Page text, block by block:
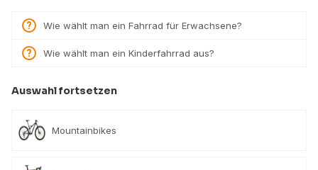
Wie wählt man ein Fahrrad für Erwachsene?
Wie wählt man ein Kinderfahrrad aus?
Auswahl fortsetzen
Mountainbikes